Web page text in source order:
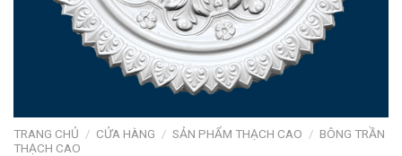
TRANG CHỦ / CỬA HÀNG / SẢN PHẨM THẠCH CAO / BÔNG TRẦN
THẠCH CAO